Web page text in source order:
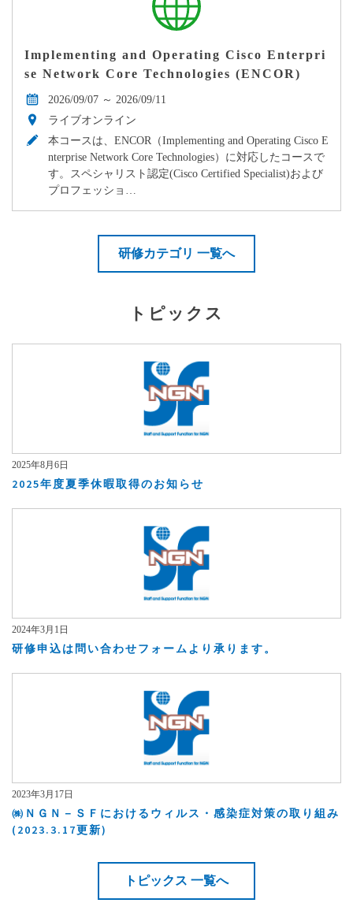
Implementing and Operating Cisco Enterpri
se Network Core Technologies (ENCOR)
2026/09/07 ～ 2026/09/11
ライブオンライン
本コースは、ENCOR（Implementing and Operating Cisco E
nterprise Network Core Technologies）に対応したコースで
す。スペシャリスト認定(Cisco Certified Specialist)および
プロフェッショ…
研修カテゴリ 一覧へ
トピックス
2025年8月6日
2025年度夏季休暇取得のお知らせ
2024年3月1日
研修申込は問い合わせフォームより承ります。
2023年3月17日
㈱ＮＧＮ－ＳＦにおけるウィルス・感染症対策の取り組み
(2023.3.17更新)
トピックス 一覧へ